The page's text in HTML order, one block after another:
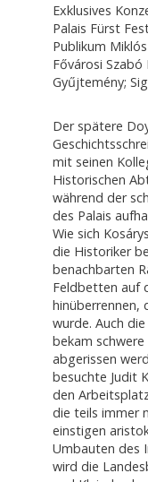
Exklusives
Palais Fürst
Publikum
Fővárosi
Gyűjtemény;
Der spätere
mit seinen
Historischen
während der
des Palais
Wie sich
die Historiker
benachbarten
Feldbetten auf
hinüberrennen,
wurde. Auch
bekam
abgerissen
besuchte Judit
den
die teils immer
einstigen
Umbauten des
wird die